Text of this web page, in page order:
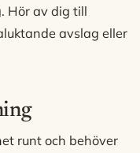
Hör av dig till
avslag eller
runt och behöver